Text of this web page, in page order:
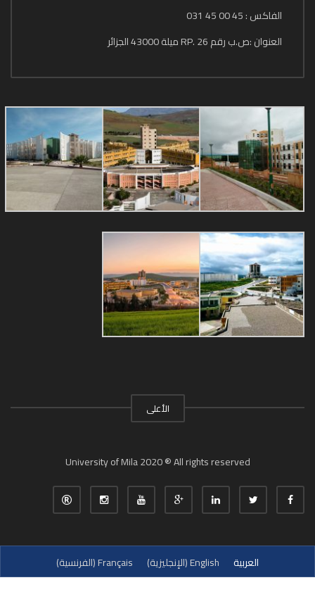
الفاكس : 45 00 45 031
العنوان :ص.ب رقم 26 .RP ميلة 43000 الجزائر
الأعلى
University of Mila 2020 ® All rights reserved
العربية English
(الإنجليزية)
Français
(الفرنسية)